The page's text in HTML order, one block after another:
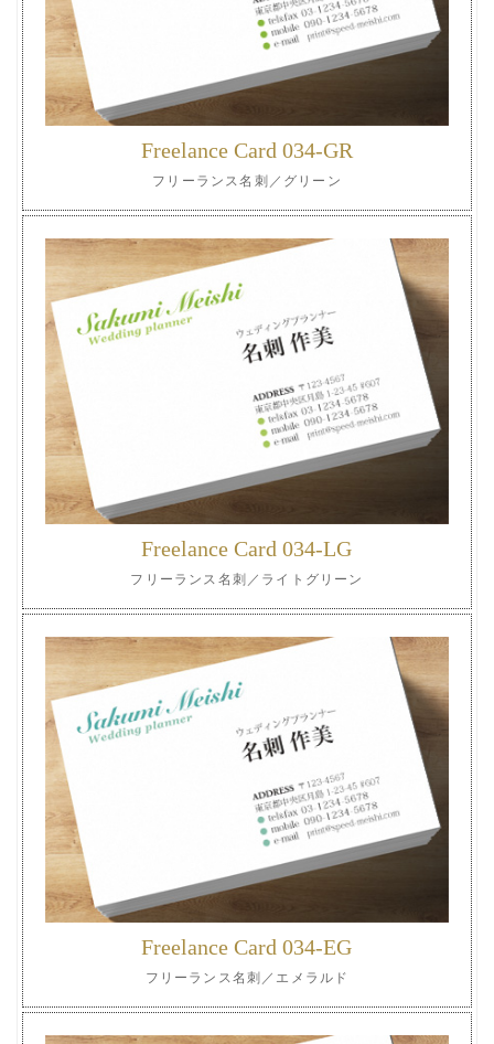
Freelance Card 034-GR
フリーランス名刺／グリーン
Freelance Card 034-LG
フリーランス名刺／ライトグリーン
Freelance Card 034-EG
フリーランス名刺／エメラルド